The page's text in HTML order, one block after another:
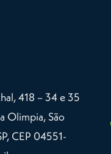
418 – 34 e 35
Olimpia, São
CEP 04551-